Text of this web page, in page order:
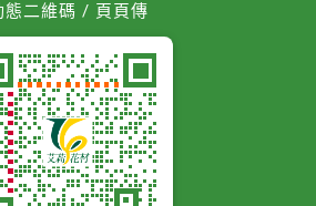
態二維碼 / 頁頁傳